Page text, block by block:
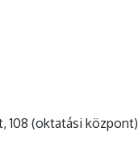
108 (oktatási központ)